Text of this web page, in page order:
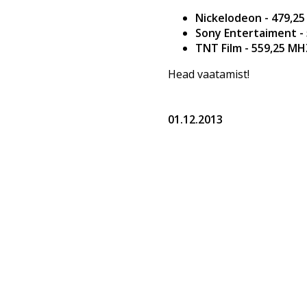
Nickelodeon -
Sony Entertaiment -
TNT Film - 559,25
Head vaatamist!
01.12.2013